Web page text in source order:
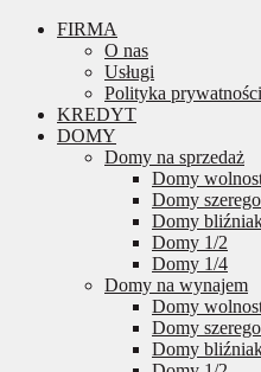
FIRMA
O nas
Usługi
Polityka prywatności
KREDYT
DOMY
Domy na sprzedaż
Domy
Domy
Domy
Domy 1/2
Domy 1/4
Domy na wynajem
Domy
Domy
Domy